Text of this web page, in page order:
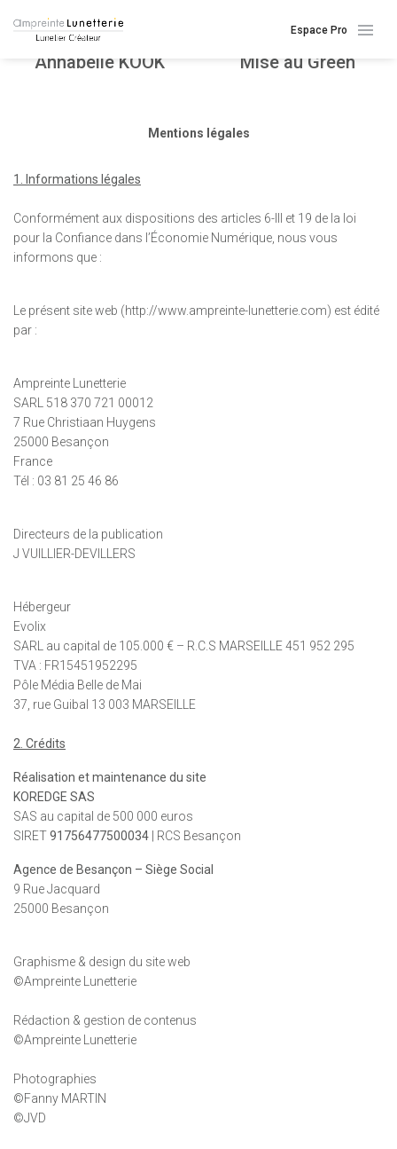
Espace Pro
Annabelle KOOK Mise au Green
Mentions légales
1. Informations légales
Conformément aux dispositions des articles 6-III et 19 de la loi
pour la Confiance dans l’Économie Numérique, nous vous
informons que :
Le présent site web (http://www.ampreinte-lunetterie.com) est édité
par :
Ampreinte Lunetterie
SARL 518 370 721 00012
7 Rue Christiaan Huygens
25000 Besançon
France
Tél : 03 81 25 46 86
Directeurs de la publication
J VUILLIER-DEVILLERS
Hébergeur
Evolix
SARL au capital de 105.000 € – R.C.S MARSEILLE 451 952 295
TVA : FR15451952295
Pôle Média Belle de Mai
37, rue Guibal ­13 003 MARSEILLE
2. Crédits
Réalisation et maintenance du site
KOREDGE SAS
SAS au capital de 500 000 euros
SIRET91756477500034 | RCS Besançon
Agence de Besançon – Siège Social
9 Rue Jacquard
25000 Besançon
Graphisme & design du site web
©Ampreinte Lunetterie
Rédaction & gestion de contenus
©Ampreinte Lunetterie
Photographies
©Fanny MARTIN
©JVD